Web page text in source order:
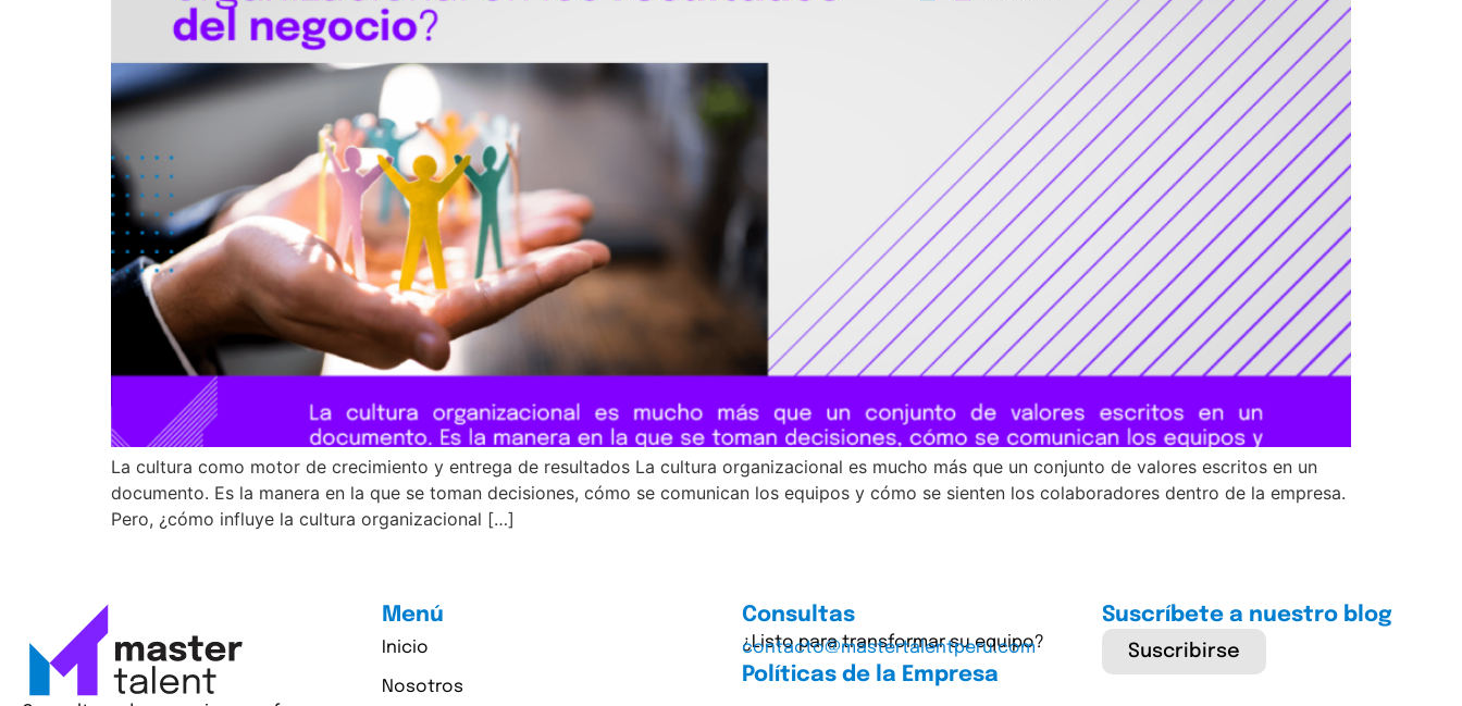
La cultura como motor de crecimiento y entrega de resultados La cultura organizacional es mucho más que un conjunto de valores escritos en un
documento. Es la manera en la que se toman decisiones, cómo se comunican los equipos y cómo se sienten los colaboradores dentro de la empresa.
Pero, ¿cómo influye la cultura organizacional […]
Menú
Inicio
Nosotros
Consultas
¿Listo para transformar su equipo?
contacto@mastertalentperu.com
Políticas de la Empresa
Suscríbete a nuestro blog
Suscribirse